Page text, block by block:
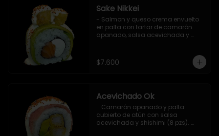
Sake Nikkei
- Salmon y queso crema envuelto
en palta con tartar de camarón
apanado, salsa acevichada y
$7.600
Acevichado Ok
- Camarón apanado y palta
cubierto de atún con salsa
acevichada y shishimi (8 pzs).